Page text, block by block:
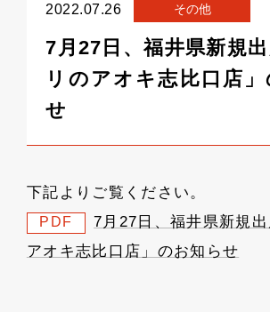
2022.07.26 その他
7月27日、福井県新規
リのアオキ志比口店」
せ
下記よりご覧ください。
PDF
7月27日、福井県新規
アオキ志比口店」のお知らせ